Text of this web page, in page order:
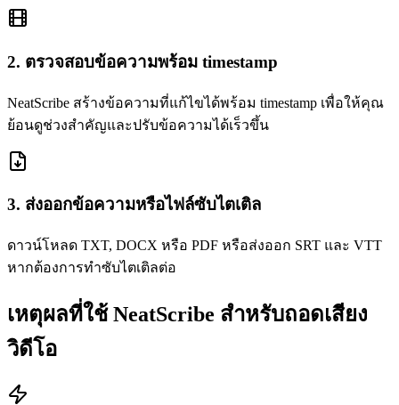
2. ตรวจสอบข้อความพร้อม timestamp
NeatScribe สร้างข้อความที่แก้ไขได้พร้อม timestamp เพื่อให้คุณ
ย้อนดูช่วงสำคัญและปรับข้อความได้เร็วขึ้น
3. ส่งออกข้อความหรือไฟล์ซับไตเติล
ดาวน์โหลด TXT, DOCX หรือ PDF หรือส่งออก SRT และ VTT
หากต้องการทำซับไตเติลต่อ
เหตุผลที่ใช้ NeatScribe สำหรับถอดเสียง
วิดีโอ